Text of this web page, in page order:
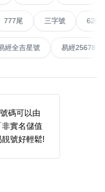
全部分類
搜尋
頭 6字頭
無4字
全吉星(全號)
全部分類
三字號 6288頭
易經全吉星號 易經
碼可以由
非實名儲值
號好輕鬆!